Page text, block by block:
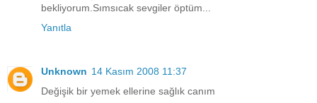
bekliyorum.Sımsıcak sevgiler öptüm...
Yanıtla
Unknown 14 Kasım 2008 11:37
Değişik bir yemek ellerine sağlık canım